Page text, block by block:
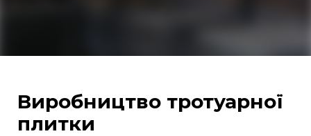
Виробництво тротуарної
плитки